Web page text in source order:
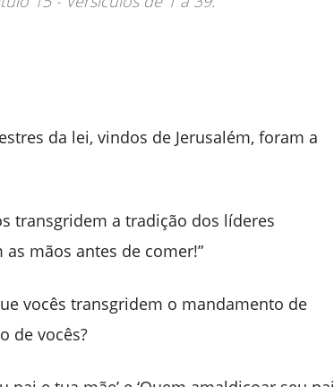
da lei, vindos de Jerusalém, foram a
transgridem a tradição dos líderes
mãos antes de comer!”
vocês transgridem o mandamento de
de vocês?